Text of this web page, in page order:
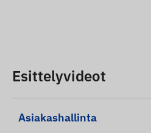
Tätä laitetta ei myydä
Toimitamme laitteen
tästä.
Esittelyvideot
Asiakashallinta